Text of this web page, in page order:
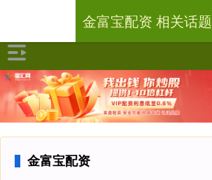
金富宝配资
金富宝配资 相关话题